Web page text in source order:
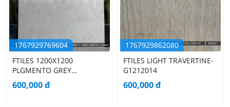
1767929769604
FTILES 1200X1200
PLGMENTO GREY
G1212002
600,000đ
1767929862080
FTILES LIGHT TRAVERTINE-
G1212014
600,000đ